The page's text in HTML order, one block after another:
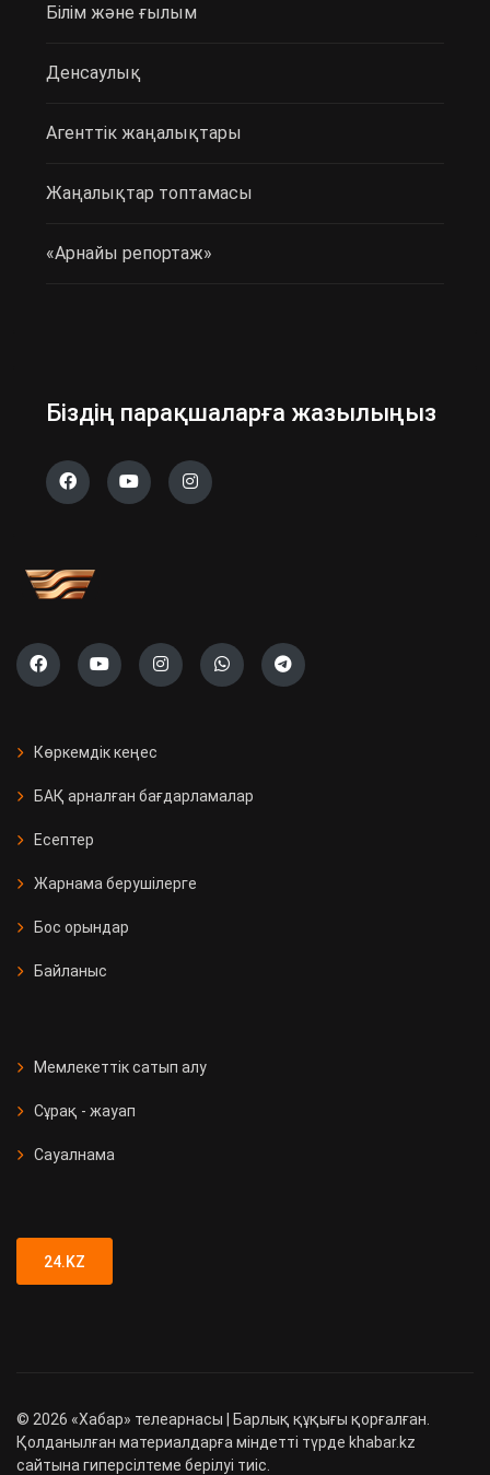
Білім және ғылым
Денсаулық
Агенттік жаңалықтары
Жаңалықтар топтамасы
«Арнайы репортаж»
Біздің парақшаларға жазылыңыз
Көркемдік кеңес
БАҚ арналған бағдарламалар
Есептер
Жарнама берушілерге
Бос орындар
Байланыс
Мемлекеттік сатып алу
Сұрақ - жауап
Сауалнама
24.KZ
© 2026 «Хабар» телеарнасы | Барлық құқығы қорғалған.
Қолданылған материалдарға міндетті түрде khabar.kz
сайтына гиперсілтеме берілуі тиіс.